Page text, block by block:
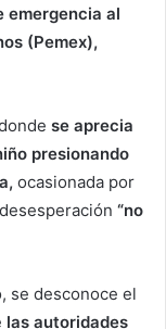
emergencia al
(Pemex),
se aprecia
presionando
ocasionada por
“no
se desconoce el
las autoridades